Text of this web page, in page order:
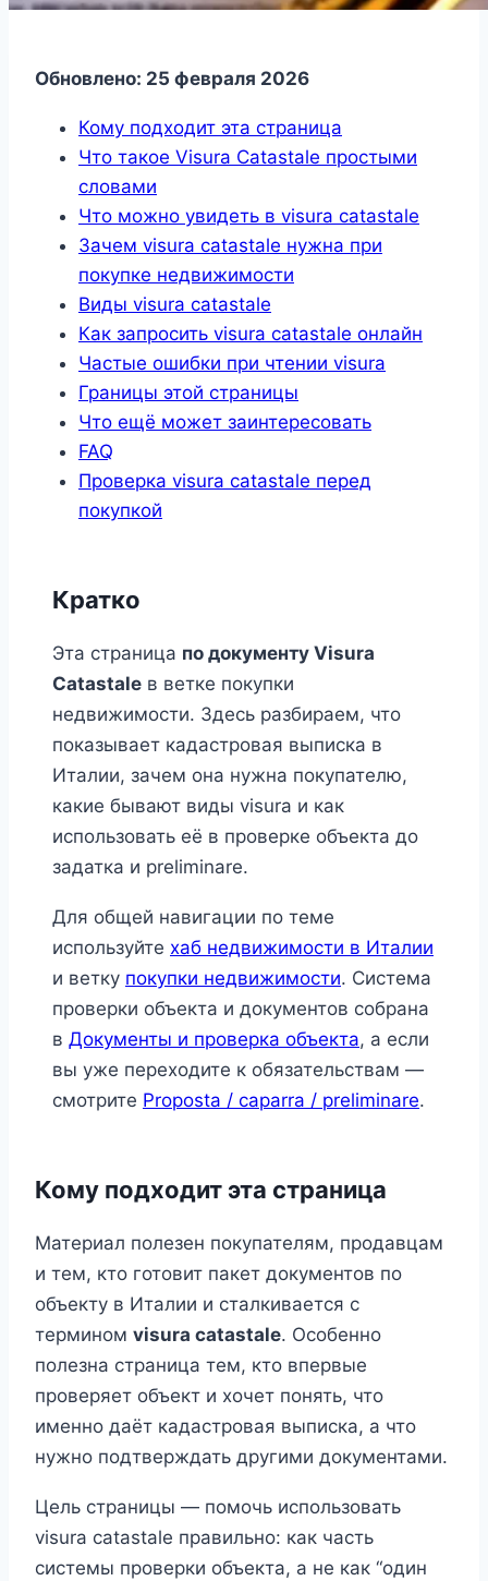
Обновлено: 25 февраля 2026
Кому подходит эта страница
Что такое Visura Catastale простыми
словами
Что можно увидеть в visura catastale
Зачем visura catastale нужна при
покупке недвижимости
Виды visura catastale
Как запросить visura catastale онлайн
Частые ошибки при чтении visura
Границы этой страницы
Что ещё может заинтересовать
FAQ
Проверка visura catastale перед
покупкой
Кратко
Эта страница по документу Visura
Catastale в ветке покупки
недвижимости. Здесь разбираем, что
показывает кадастровая выписка в
Италии, зачем она нужна покупателю,
какие бывают виды visura и как
использовать её в проверке объекта до
задатка и preliminare.
Для общей навигации по теме
используйте хаб недвижимости в Италии
и ветку покупки недвижимости. Система
проверки объекта и документов собрана
в Документы и проверка объекта, а если
вы уже переходите к обязательствам —
смотрите Proposta / caparra / preliminare.
Кому подходит эта страница
Материал полезен покупателям, продавцам
и тем, кто готовит пакет документов по
объекту в Италии и сталкивается с
термином visura catastale. Особенно
полезна страница тем, кто впервые
проверяет объект и хочет понять, что
именно даёт кадастровая выписка, а что
нужно подтверждать другими документами.
Цель страницы — помочь использовать
visura catastale правильно: как часть
системы проверки объекта, а не как “один